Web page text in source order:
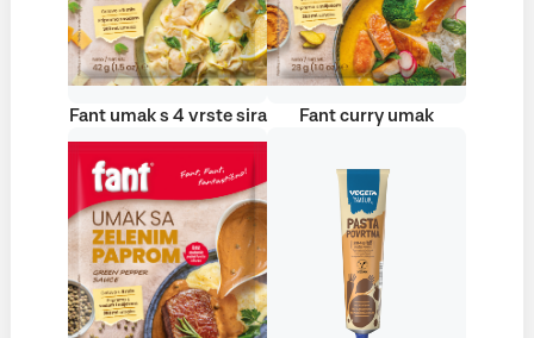
Fant umak s 4 vrste sira Fant curry umak